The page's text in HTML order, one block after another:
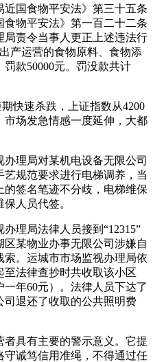
国食物平安法》第三十五条
物平安法》第一百二十二条
责令当事人更正上述违法行
产运营的食物原料、食物添
罚款50000元。罚没款共计
速杀跌，上证指数从4200
市场发急情感一度延伸，大都
理局对某机电设备无限公司
规范要求进行电梯调养，当
签名笔迹不分歧，电梯维保
人员代签。
理局法律人员接到“12315”
某物业办事无限公司涉嫌自
。运城市市场监视办理局依
至法律查抄时共收取该小区
一年60元）。法律人员下达了
司退还了收取的公共照明费
具有主要的警示意义。它提
诚笃信用准绳，不得通过任